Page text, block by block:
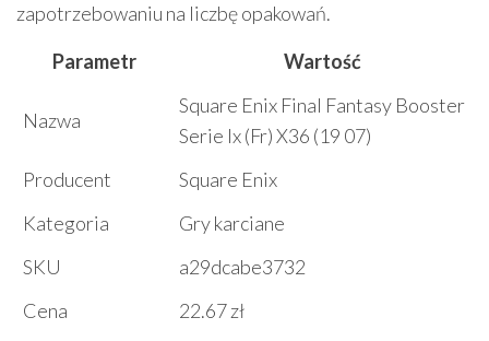
zapotrzebowaniu na liczbę opakowań.
Parametr
Wartość
Nazwa
Square Enix Final Fantasy Booster
Serie Ix (Fr) X36 (19 07)
Producent
Square Enix
Kategoria
Gry karciane
SKU
a29dcabe3732
Cena
22.67 zł